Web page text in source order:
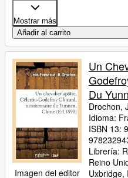
Mostrar más
Añadir al carrito
Imagen del editor
Un
Du
Edition)
Drochon,
Idioma:
ISBN 13:
Librería:
Reino
Uxbridge,